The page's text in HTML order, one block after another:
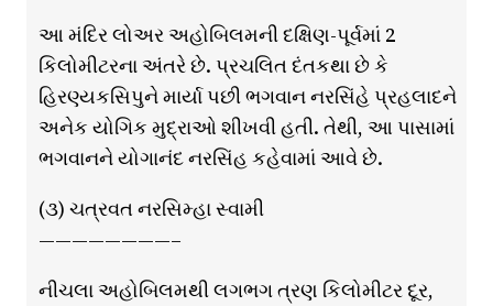
આ મંદિર લોઅર અહોબિલમની દક્ષિણ-પૂર્વમાં 2
કિલોમીટરના અંતરે છે. પ્રચલિત દંતકથા છે કે
હિરણ્યકસિપુને માર્યા પછી ભગવાન નરસિંહે પ્રહલાદને
અનેક યોગિક મુદ્રાઓ શીખવી હતી. તેથી, આ પાસામાં
ભગવાનને યોગાનંદ નરસિંહ કહેવામાં આવે છે.
(૩) ચત્રવત નરસિમ્હા સ્વામી
————————–
નીચલા અહોબિલમથી લગભગ ત્રણ કિલોમીટર દૂર,